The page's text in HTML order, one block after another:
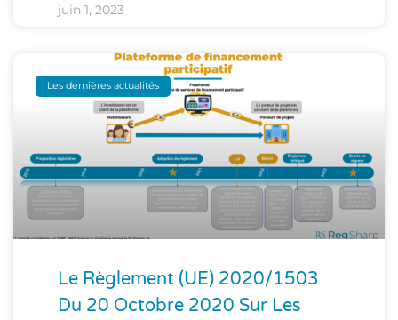
juin 1, 2023
Les dernières actualités
Le Règlement (UE) 2020/1503
Du 20 Octobre 2020 Sur Les